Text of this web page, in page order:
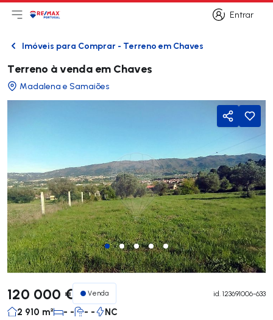
Entrar
Entrar
Abri menu principal
LogoIr para página inicial
VoltarImóveis para Comprar - Terreno em Chaves
Terreno à venda em Chaves
Madalena e Samaiões
Partilhar
120 000 € Venda id. 123691006-633
2 910 m² - - - - NC